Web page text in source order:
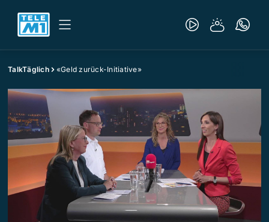
TalkTäglich «Geld zurück-Initiative»